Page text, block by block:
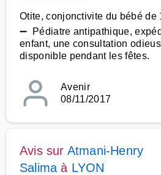
Otite, conjonctivite du bébé de
➖ Pédiatre antipathique,
enfant, une consultation
disponible pendant les fêtes.
Avenir
08/11/2017
Avis sur Atmani-Henry
Salima à LYON